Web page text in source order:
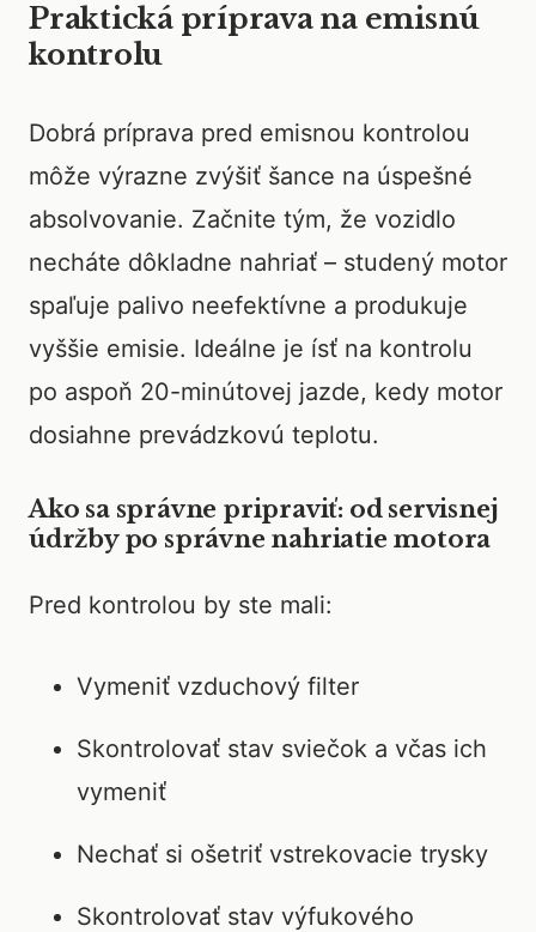
Praktická príprava na emisnú
kontrolu
Dobrá príprava pred emisnou kontrolou
môže výrazne zvýšiť šance na úspešné
absolvovanie. Začnite tým, že vozidlo
necháte dôkladne nahriať – studený motor
spaľuje palivo neefektívne a produkuje
vyššie emisie. Ideálne je ísť na kontrolu
po aspoň 20-minútovej jazde, kedy motor
dosiahne prevádzkovú teplotu.
Ako sa správne pripraviť: od servisnej
údržby po správne nahriatie motora
Pred kontrolou by ste mali:
Vymeniť vzduchový filter
Skontrolovať stav sviečok a včas ich
vymeniť
Nechať si ošetriť vstrekovacie trysky
Skontrolovať stav výfukového